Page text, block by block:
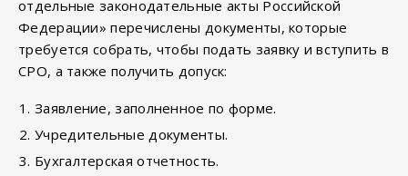
отдельные законодательные акты Российской
Федерации» перечислены документы, которые
требуется собрать, чтобы подать заявку и вступить в
СРО, а также получить допуск:
Заявление, заполненное по форме.
Учредительные документы.
Бухгалтерская отчетность.